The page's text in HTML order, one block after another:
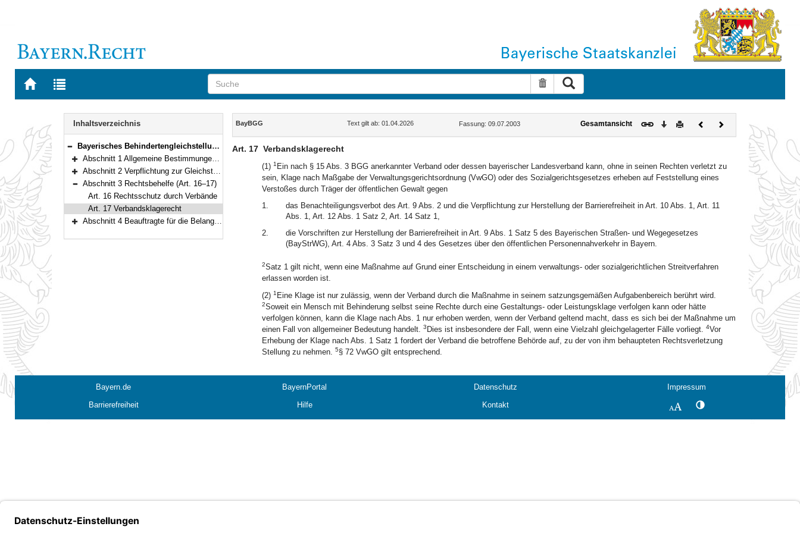
Zur
BAYERN.RECHT
Zur
letzten
Suche zurücksetzen
Navigation
Inhaltsverzeichnis
Bereich reduzieren
Bayerisches Behindertengleichstellungsgesetz (BayBGG) Vom 9. Juli 2003 (GVBl. S. 419) BayRS 805-9-A (Art. 1–20)
Bereich erweitern
Abschnitt 1 Allgemeine Bestimmungen (Art. 1–8)
Bereich erweitern
Abschnitt 2 Verpflichtung zur Gleichstellung und Barrierefreiheit (Art. 9–15)
Bereich reduzieren
Abschnitt 3 Rechtsbehelfe (Art. 16–17)
Art. 16 Rechtsschutz durch Verbände
Art. 17 Verbandsklagerecht
Abschnitt 4 Beauftragte für die Belange von Menschen mit Behinderung; Landesbehindertenrat (Art. 18–20)
Inhalt
BayBGG Text gilt ab: 01.04.2026 Fassung: 09.07.2003 Gesamtansicht Download
DruckenVorherigesNächstes
Dokument
Art. 17 Verbandsklagerecht
(1) 1 Ein nach § 15 Abs. 3 BGG anerkannter Verband oder dessen bayerischer Landesverband kann, ohne in seinen Rechten verletzt zu
sein, Klage nach Maßgabe der Verwaltungsgerichtsordnung (VwGO) oder des Sozialgerichtsgesetzes erheben auf Feststellung eines
Verstoßes durch Träger der öffentlichen Gewalt gegen
1.
das Benachteiligungsverbot des Art. 9 Abs. 2 und die Verpflichtung zur Herstellung der Barrierefreiheit in Art. 10 Abs. 1, Art. 11
Abs. 1, Art. 12 Abs. 1 Satz 2, Art. 14 Satz 1,
2.
die Vorschriften zur Herstellung der Barrierefreiheit in Art. 9 Abs. 1 Satz 5 des Bayerischen Straßen- und Wegegesetzes
(BayStrWG), Art. 4 Abs. 3 Satz 3 und 4 des Gesetzes über den öffentlichen Personennahverkehr in Bayern.
2Satz 1 gilt nicht, wenn eine Maßnahme auf Grund einer Entscheidung in einem verwaltungs- oder sozialgerichtlichen Streitverfahren
erlassen worden ist.
(2) 1 Eine Klage ist nur zulässig, wenn der Verband durch die Maßnahme in seinem satzungsgemäßen Aufgabenbereich berührt wird.
2Soweit ein Mensch mit Behinderung selbst seine Rechte durch eine Gestaltungs- oder Leistungsklage verfolgen kann oder hätte
verfolgen können, kann die Klage nach Abs. 1 nur erhoben werden, wenn der Verband geltend macht, dass es sich bei der Maßnahme um
einen Fall von allgemeiner Bedeutung handelt. 3 Dies ist insbesondere der Fall, wenn eine Vielzahl gleichgelagerter Fälle vorliegt. 4Vor
Erhebung der Klage nach Abs. 1 Satz 1 fordert der Verband die betroffene Behörde auf, zu der von ihm behaupteten Rechtsverletzung
Stellung zu nehmen. 5§ 72 VwGO gilt entsprechend.
Bayern.de BayernPortal Datenschutz
Impressum
Barrierefreiheit
Hilfe Kontakt SchriftgrößeKontrastwechsel